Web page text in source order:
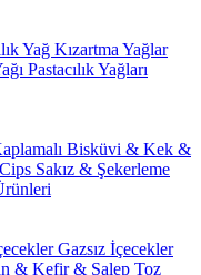
Yağ Kızartma Yağlar
Pastacılık Yağları
Bisküvi & Kek &
Sakız & Şekerleme
Gazsız İçecekler
& Kefir & Salep Toz